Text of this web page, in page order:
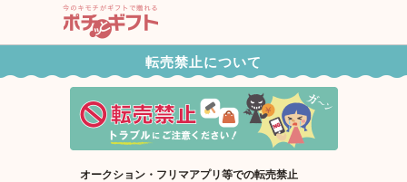
転売禁止について
オークション・フリマアプリ等での転売禁止